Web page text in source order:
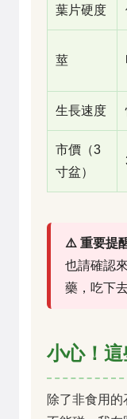
葉片硬度
莖
生長速度
市價（3
寸盆）
⚠️ 重要提
也請確認
藥，吃下
小心！
除了非食用